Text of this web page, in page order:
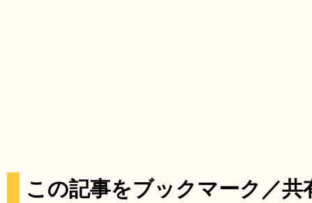
この記事をブックマーク／共